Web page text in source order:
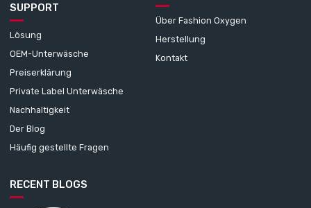
SUPPORT
Lösung
OEM-Unterwäsche
Preiserklärung
Private Label Unterwäsche
Nachhaltigkeit
Der Blog
Häufig gestellte Fragen
Über Fashion Oxygen
Herstellung
Kontakt
RECENT BLOGS